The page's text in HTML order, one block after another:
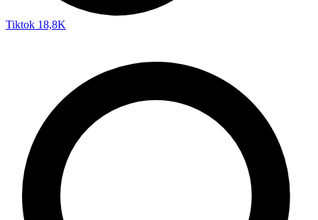
Tiktok 18,8K